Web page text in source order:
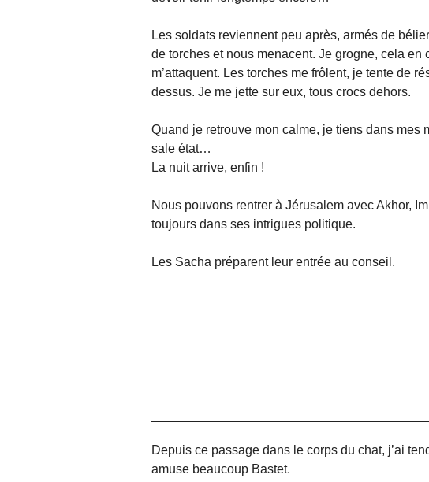
Les soldats reviennent peu après, armés de
de torches et nous menacent. Je grogne, cela en
m’attaquent. Les torches me frôlent, je tente de
dessus. Je me jette sur eux, tous crocs dehors.
Quand je retrouve mon calme, je tiens dans mes
sale état…
La nuit arrive, enfin !
Nous pouvons rentrer à Jérusalem avec Akhor,
toujours dans ses intrigues politique.
Les Sacha préparent leur entrée au conseil.
Depuis ce passage dans le corps du chat, j’ai
amuse beaucoup Bastet.